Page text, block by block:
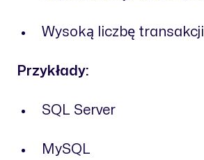
Wysoką liczbę transakcji
Przykłady:
SQL Server
MySQL